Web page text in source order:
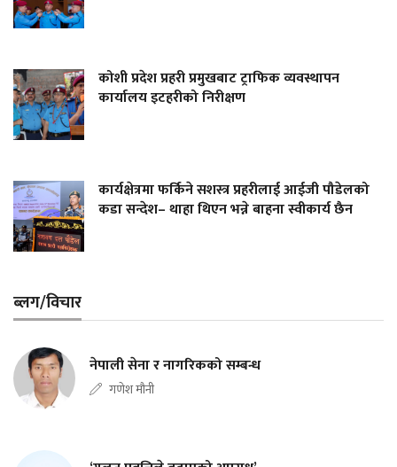
कोशी प्रदेश प्रहरी प्रमुखबाट ट्राफिक व्यवस्थापन
कार्यालय इटहरीको निरीक्षण
कार्यक्षेत्रमा फर्किने सशस्त्र प्रहरीलाई आईजी पौडेलको
कडा सन्देश– थाहा थिएन भन्ने बाहना स्वीकार्य छैन
ब्लग/विचार
नेपाली सेना र नागरिकको सम्बन्ध
गणेश मौनी